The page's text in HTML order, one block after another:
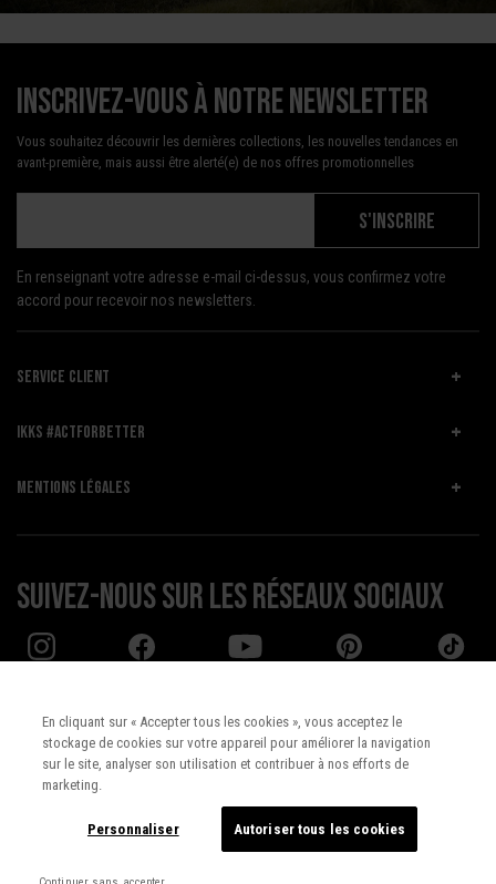
Inscrivez-vous à notre newsletter
Vous souhaitez découvrir les dernières collections, les nouvelles tendances en
avant-première, mais aussi être alerté(e) de nos offres promotionnelles
S'INSCRIRE
En renseignant votre adresse e-mail ci-dessus, vous confirmez votre
accord pour recevoir nos newsletters.
SERVICE CLIENT
IKKS #ACTFORBETTER
MENTIONS LÉGALES
Suivez-nous sur les réseaux sociaux
Pays : UNITED STATES
Français
En cliquant sur « Accepter tous les cookies », vous acceptez le
stockage de cookies sur votre appareil pour améliorer la navigation
sur le site, analyser son utilisation et contribuer à nos efforts de
marketing.
Personnaliser Autoriser tous les cookies